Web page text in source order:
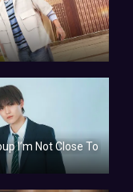
I’m Not Close To